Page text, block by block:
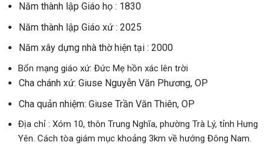
Năm thành lập Giáo họ : 1830
Năm thành lập Giáo xứ : 2025
Năm xây dựng nhà thờ hiện tại : 2000
Bổn mạng giáo xứ: Đức Mẹ hồn xác lên trời
Cha chánh xứ: Giuse Nguyễn Văn Phương, OP
Cha quản nhiệm: Giuse Trần Văn Thiên, OP
Địa chỉ : Xóm 10, thôn Trung Nghĩa, phường Trà Lý, tỉnh Hưng
Yên. Cách tòa giám mục khoảng 3km về hướng Đông Nam.